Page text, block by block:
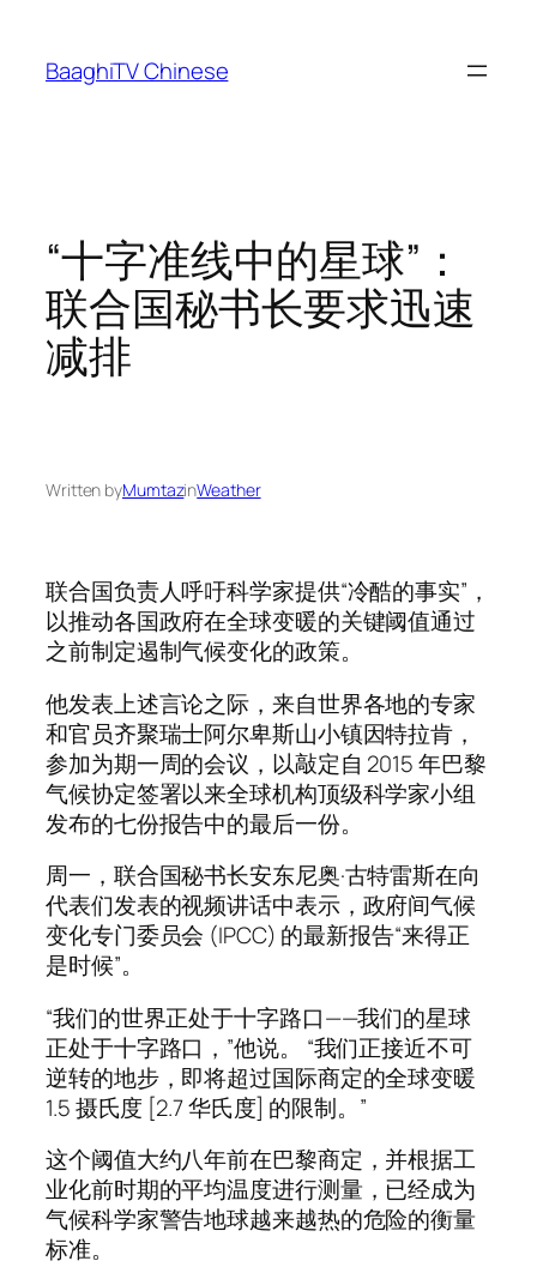
content
BaaghiTV Chinese
“十字准线中的星球”：
联合国秘书长要求迅速
减排
Written byMumtazinWeather
联合国负责人呼吁科学家提供“冷酷的事实”，
以推动各国政府在全球变暖的关键阈值通过
之前制定遏制气候变化的政策。
他发表上述言论之际，来自世界各地的专家
和官员齐聚瑞士阿尔卑斯山小镇因特拉肯，
参加为期一周的会议，以敲定自 2015 年巴黎
气候协定签署以来全球机构顶级科学家小组
发布的七份报告中的最后一份。
周一，联合国秘书长安东尼奥·古特雷斯在向
代表们发表的视频讲话中表示，政府间气候
变化专门委员会 (IPCC) 的最新报告“来得正
是时候”。
“我们的世界正处于十字路口——我们的星球
正处于十字路口，”他说。 “我们正接近不可
逆转的地步，即将超过国际商定的全球变暖
1.5 摄氏度 [2.7 华氏度] 的限制。”
这个阈值大约八年前在巴黎商定，并根据工
业化前时期的平均温度进行测量，已经成为
气候科学家警告地球越来越热的危险的衡量
标准。